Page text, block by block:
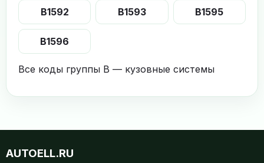
B1592 B1593 B1595
B1596
Все коды группы B — кузовные системы
AUTOELL.RU